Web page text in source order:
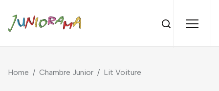
Home / Chambre Junior / Lit Voiture